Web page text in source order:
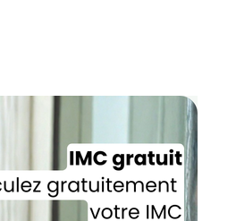
Ainsi que la newsletter